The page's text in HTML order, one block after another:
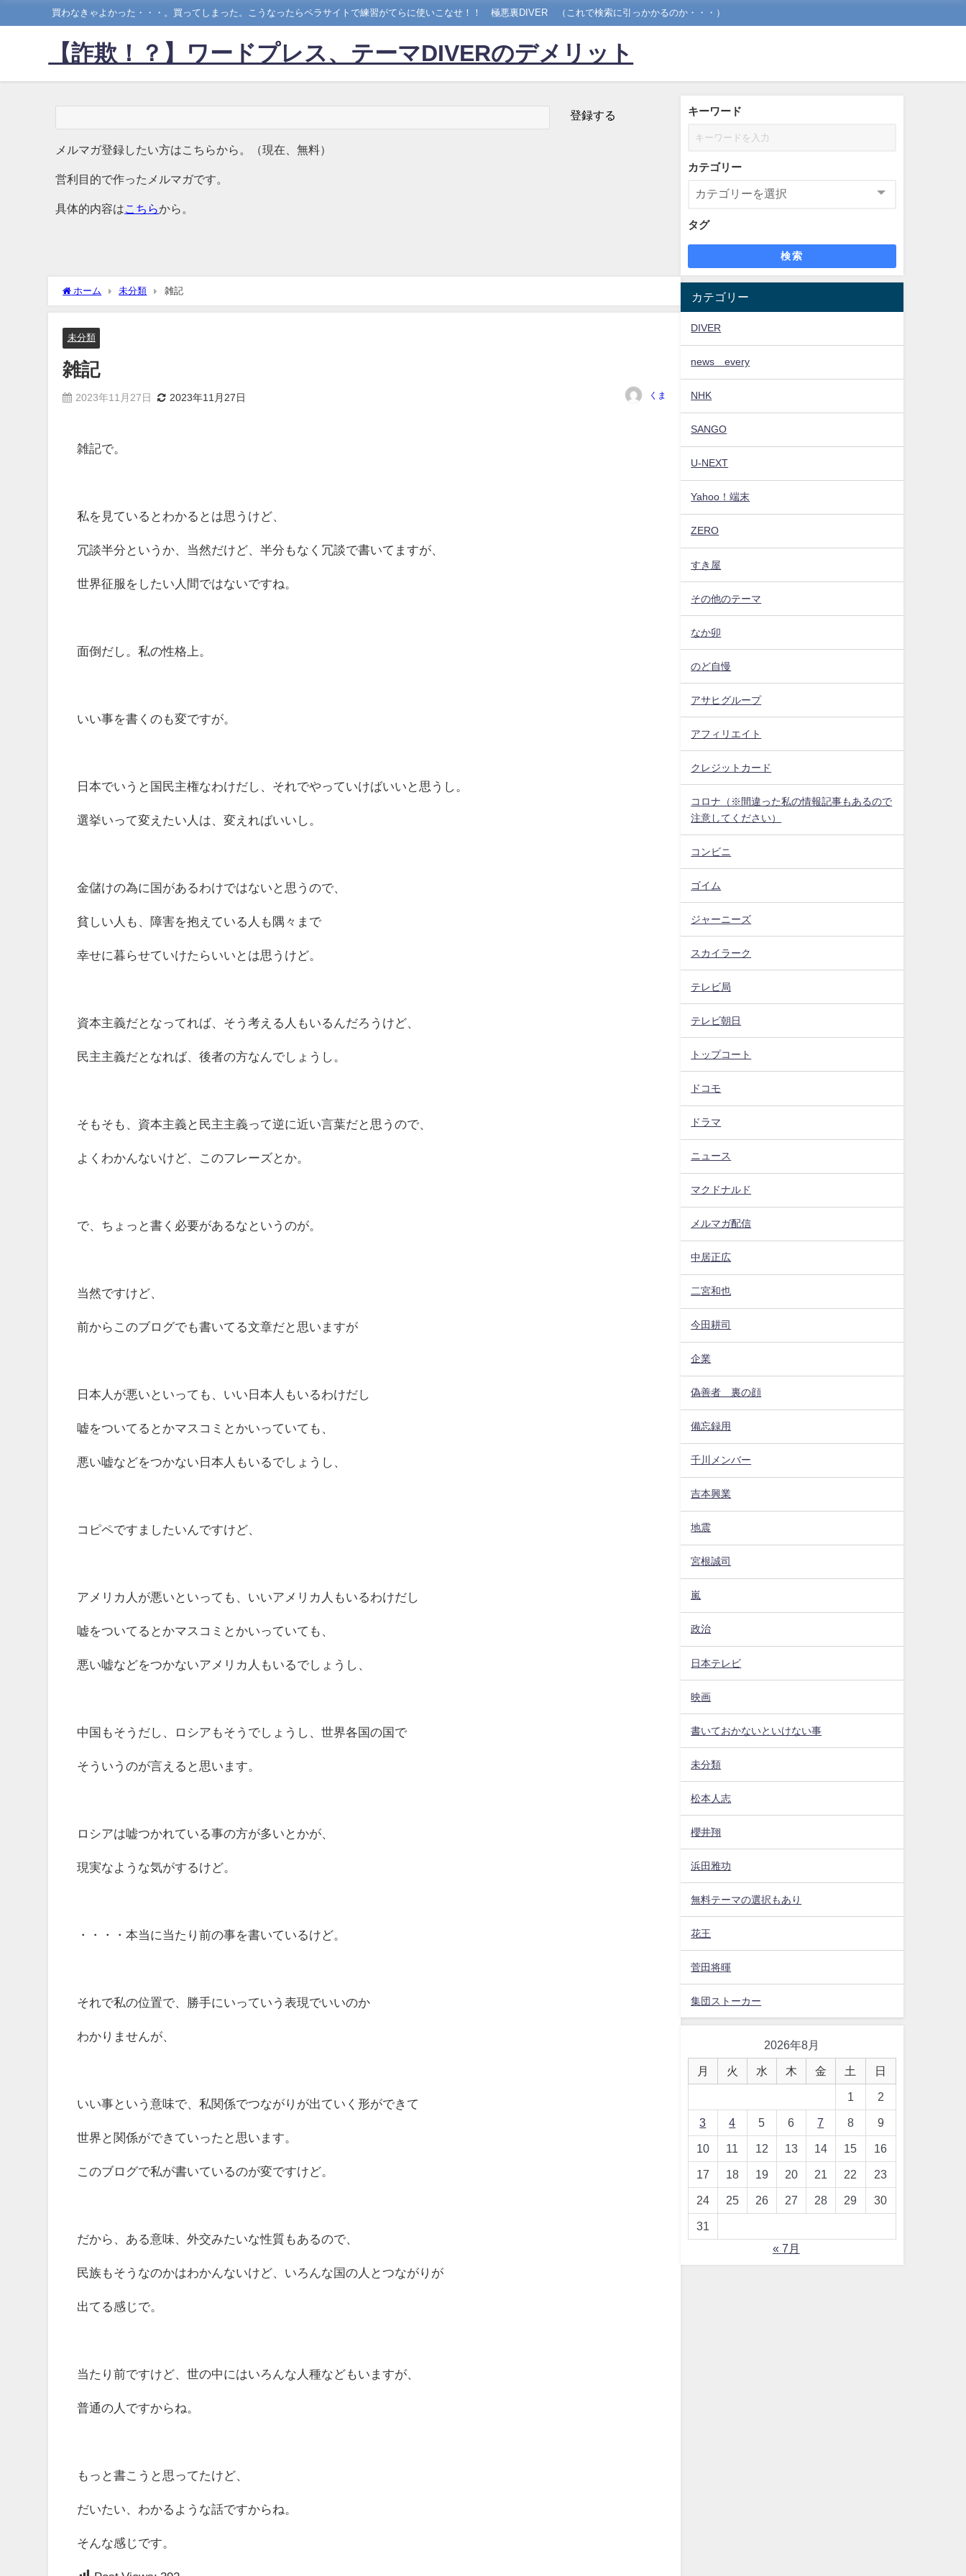
買わなきゃよかった・・・。買ってしまった。こうなったらペラサイトで練習がてらに使いこなせ！！ 極悪裏DIVER （これで検索に引っかかるのか・・・）
【詐欺！？】ワードプレス、テーマDIVERのデメリット
メルマガ登録したい方はこちらから。（現在、無料）
営利目的で作ったメルマガです。
具体的内容は こちらから。
ホーム 未分類 雑記
未分類
雑記
2023年11月27日 2023年11月27日 くま
雑記で。
私を見ているとわかるとは思うけど、
冗談半分というか、当然だけど、半分もなく冗談で書いてますが、
世界征服をしたい人間ではないですね。
面倒だし。私の性格上。
いい事を書くのも変ですが。
日本でいうと国民主権なわけだし、それでやっていけばいいと思うし。
選挙いって変えたい人は、変えればいいし。
金儲けの為に国があるわけではないと思うので、
貧しい人も、障害を抱えている人も隅々まで
幸せに暮らせていけたらいいとは思うけど。
資本主義だとなってれば、そう考える人もいるんだろうけど、
民主主義だとなれば、後者の方なんでしょうし。
そもそも、資本主義と民主主義って逆に近い言葉だと思うので、
よくわかんないけど、このフレーズとか。
で、ちょっと書く必要があるなというのが。
当然ですけど、
前からこのブログでも書いてる文章だと思いますが
日本人が悪いといっても、いい日本人もいるわけだし
嘘をついてるとかマスコミとかいっていても、
悪い嘘などをつかない日本人もいるでしょうし、
コピペですましたいんですけど、
アメリカ人が悪いといっても、いいアメリカ人もいるわけだし
嘘をついてるとかマスコミとかいっていても、
悪い嘘などをつかないアメリカ人もいるでしょうし、
中国もそうだし、ロシアもそうでしょうし、世界各国の国で
そういうのが言えると思います。
ロシアは嘘つかれている事の方が多いとかが、
現実なような気がするけど。
・・・・本当に当たり前の事を書いているけど。
それで私の位置で、勝手にいっていう表現でいいのか
わかりませんが、
いい事という意味で、私関係でつながりが出ていく形ができて
世界と関係ができていったと思います。
このブログで私が書いているのが変ですけど。
だから、ある意味、外交みたいな性質もあるので、
民族もそうなのかはわかんないけど、いろんな国の人とつながりが
出てる感じで。
当たり前ですけど、世の中にはいろんな人種などもいますが、
普通の人ですからね。
もっと書こうと思ってたけど、
だいたい、わかるような話ですからね。
そんな感じです。
キーワード
カテゴリー
タグ
検索
カテゴリー
DIVER
news every
NHK
SANGO
U-NEXT
Yahoo！端末
ZERO
すき屋
その他のテーマ
なか卯
のど自慢
アサヒグループ
アフィリエイト
クレジットカード
コロナ（※間違った私の情報記事もあるので
注意してください）
コンビニ
ゴイム
ジャーニーズ
スカイラーク
テレビ局
テレビ朝日
トップコート
ドコモ
ドラマ
ニュース
マクドナルド
メルマガ配信
中居正広
二宮和也
今田耕司
企業
偽善者 裏の顔
備忘録用
千川メンバー
吉本興業
地震
宮根誠司
嵐
政治
日本テレビ
映画
書いておかないといけない事
未分類
松本人志
櫻井翔
浜田雅功
無料テーマの選択もあり
花王
菅田将暉
集団ストーカー
2026年8月
月 火 水 木 金 土 日
1 2
3 4 5 6 7 8 9
10 11 12 13 14 15 16
17 18 19 20 21 22 23
24 25 26 27 28 29 30
31
« 7月